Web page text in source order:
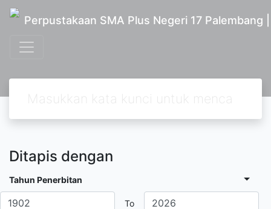
Perpustakaan SMA Plus Negeri 17 Palembang
Ditapis dengan
Tahun Penerbitan
To